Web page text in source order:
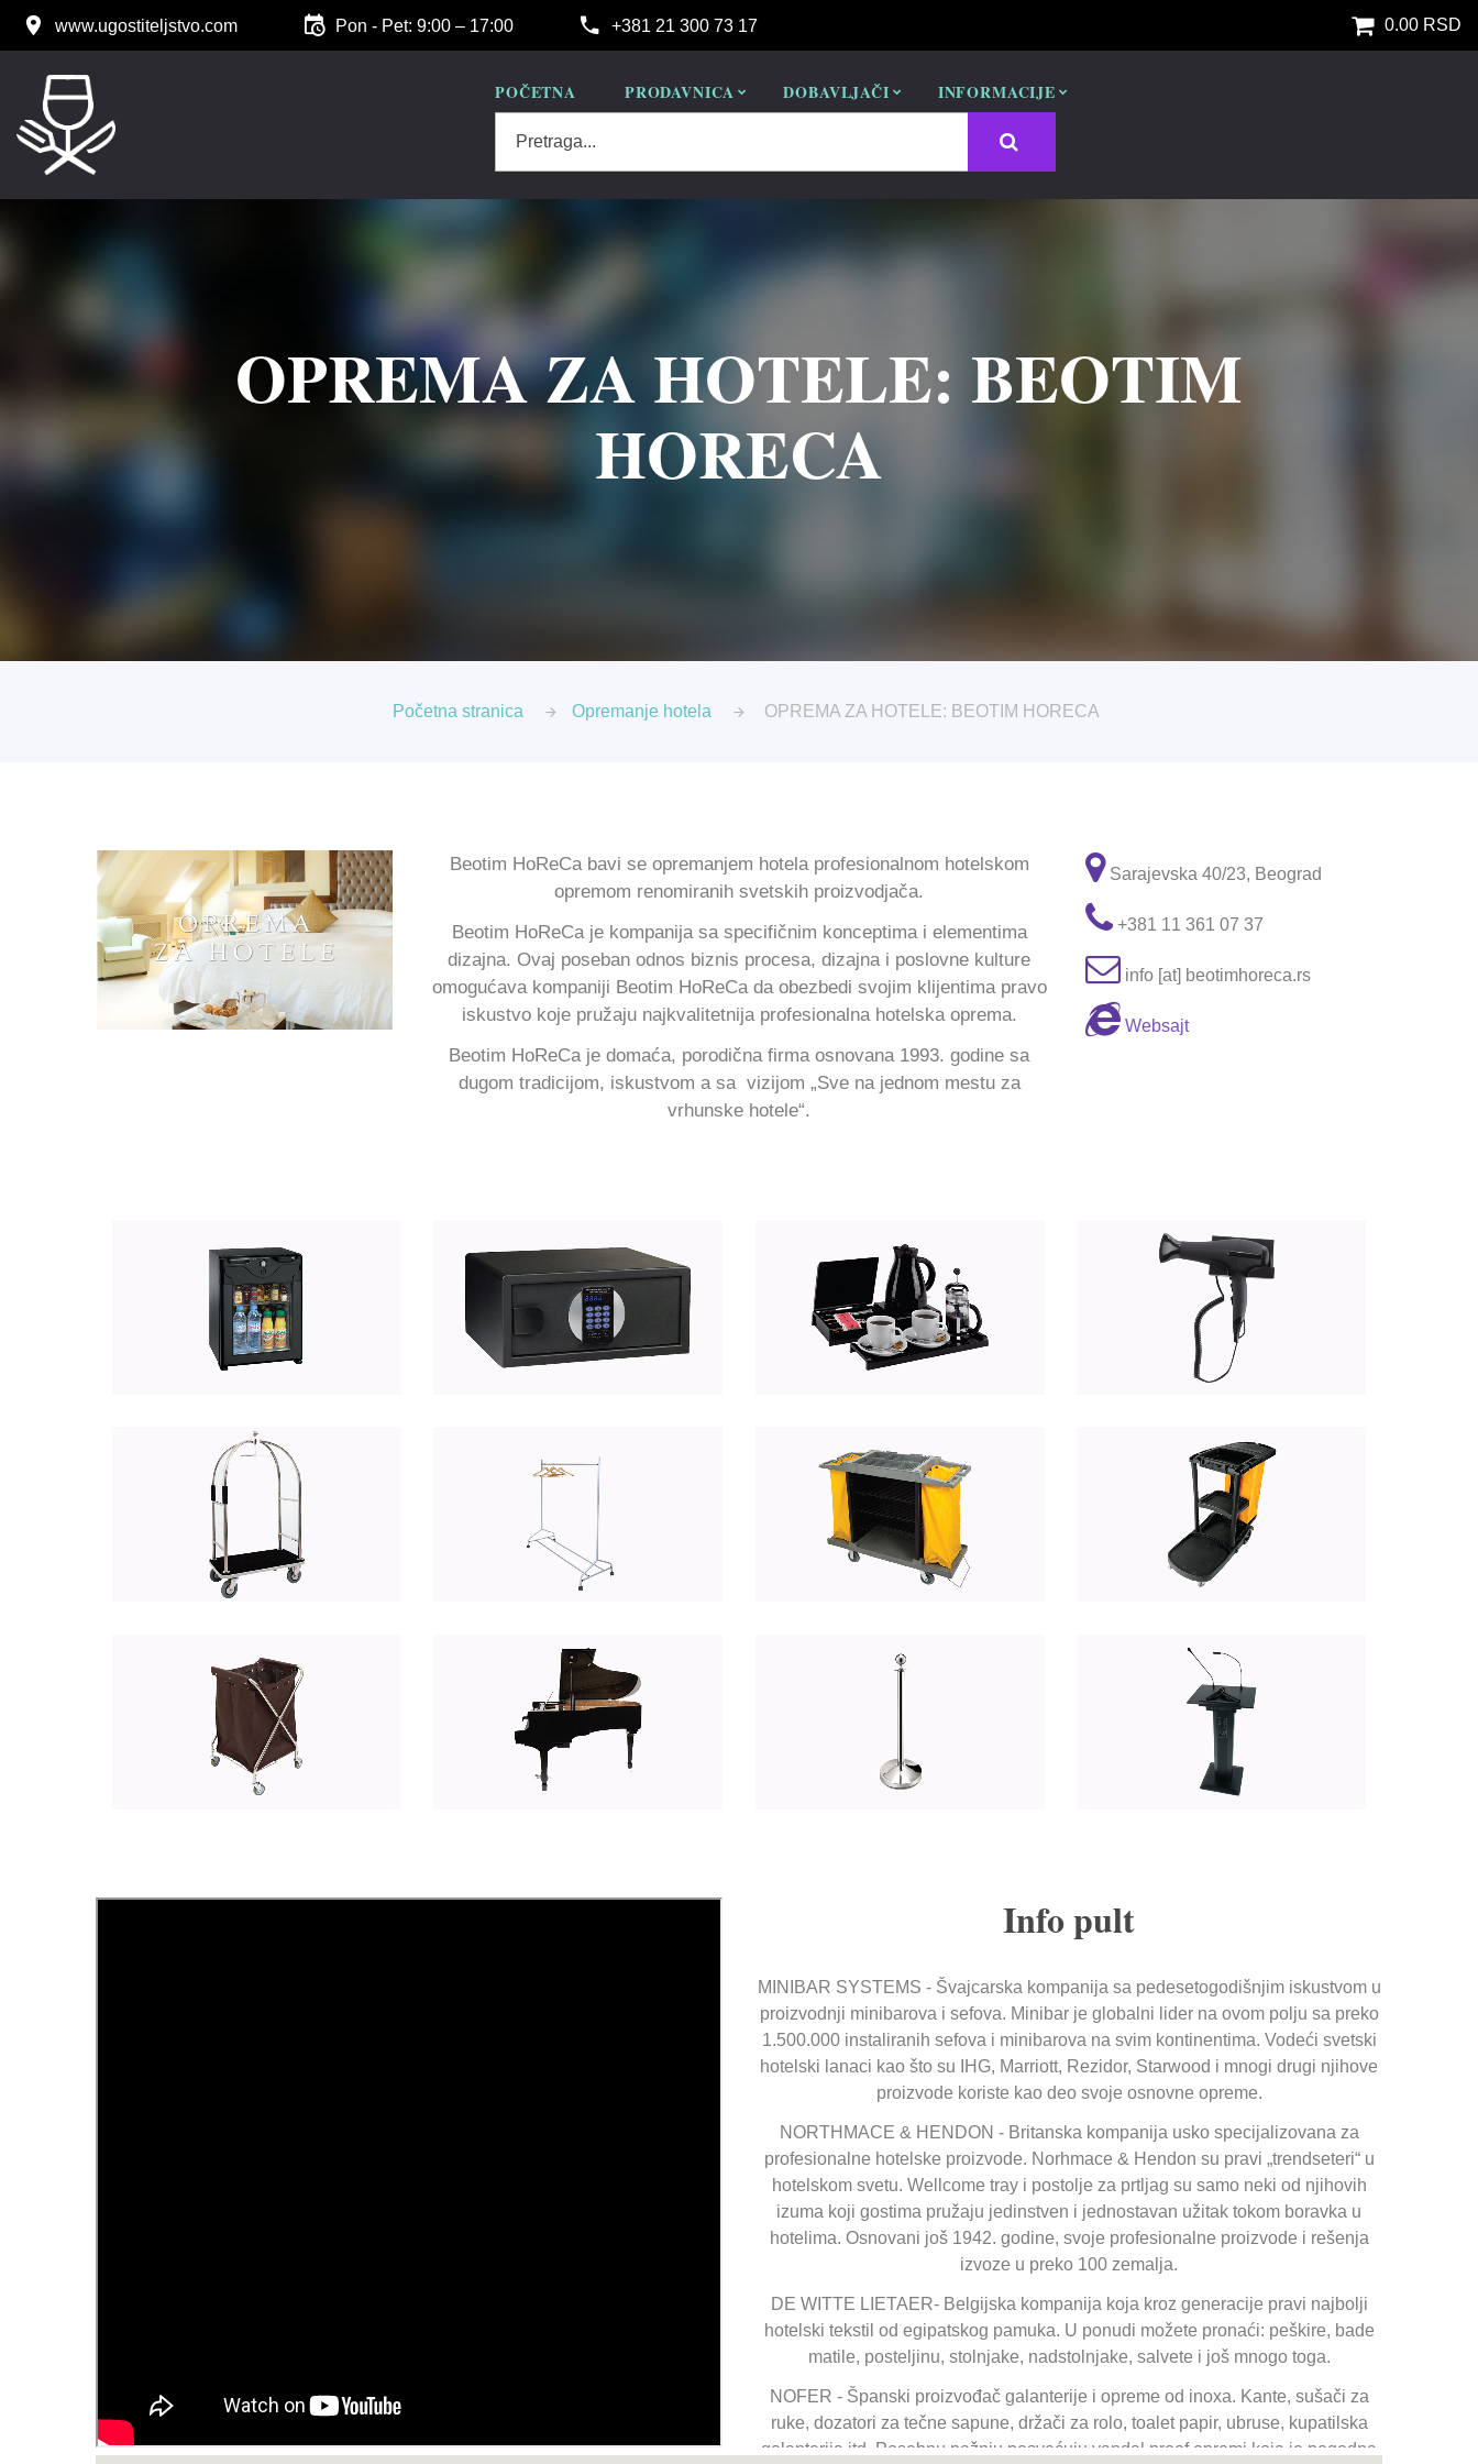
www.ugostiteljstvo.com Pon - Pet: 9:00 – 17:00 +381 21 300 73 17 0.00 RSD
POČETNA PRODAVNICA DOBAVLJAČI INFORMACIJE
Pretraga...
OPREMA ZA HOTELE: BEOTIM
HORECA
Početna stranica Opremanje hotela OPREMA ZA HOTELE: BEOTIM HORECA
Beotim HoReCa bavi se opremanjem hotela profesionalnom hotelskom
opremom renomiranih svetskih proizvodjača.
Beotim HoReCa je kompanija sa specifičnim konceptima i elementima
dizajna. Ovaj poseban odnos biznis procesa, dizajna i poslovne kulture
omogućava kompaniji Beotim HoReCa da obezbedi svojim klijentima pravo
iskustvo koje pružaju najkvalitetnija profesionalna hotelska oprema.
Beotim HoReCa je domaća, porodična firma osnovana 1993. godine sa
dugom tradicijom, iskustvom a sa vizijom „Sve na jednom mestu za
vrhunske hotele“.
Sarajevska 40/23, Beograd
+381 11 361 07 37
info [at] beotimhoreca.rs
Websajt
Info pult
MINIBAR SYSTEMS - Švajcarska kompanija sa pedesetogodišnjim iskustvom u
proizvodnji minibarova i sefova. Minibar je globalni lider na ovom polju sa preko
1.500.000 instaliranih sefova i minibarova na svim kontinentima. Vodeći svetski
hotelski lanaci kao što su IHG, Marriott, Rezidor, Starwood i mnogi drugi njihove
proizvode koriste kao deo svoje osnovne opreme.
NORTHMACE & HENDON - Britanska kompanija usko specijalizovana za
profesionalne hotelske proizvode. Norhmace & Hendon su pravi „trendseteri“ u
hotelskom svetu. Wellcome tray i postolje za prtljag su samo neki od njihovih
izuma koji gostima pružaju jedinstven i jednostavan užitak tokom boravka u
hotelima. Osnovani još 1942. godine, svoje profesionalne proizvode i rešenja
izvoze u preko 100 zemalja.
DE WITTE LIETAER- Belgijska kompanija koja kroz generacije pravi najbolji
hotelski tekstil od egipatskog pamuka. U ponudi možete pronaći: peškire, bade
matile, posteljinu, stolnjake, nadstolnjake, salvete i još mnogo toga.
NOFER - Španski proizvođač galanterije i opreme od inoxa. Kante, sušači za
ruke, dozatori za tečne sapune, držači za rolo, toalet papir, ubruse, kupatilska
galanterija itd. Posebnu pažnju posvećuju vandal proof opremi koja je pogodna